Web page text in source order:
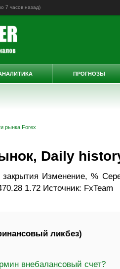
7 часов назад)
рынка Forex
Daily
Изменение, %
1.72 Источник: FxTeam
ликбез)
внебалансовый счет?
ПРОГНОЗЫ